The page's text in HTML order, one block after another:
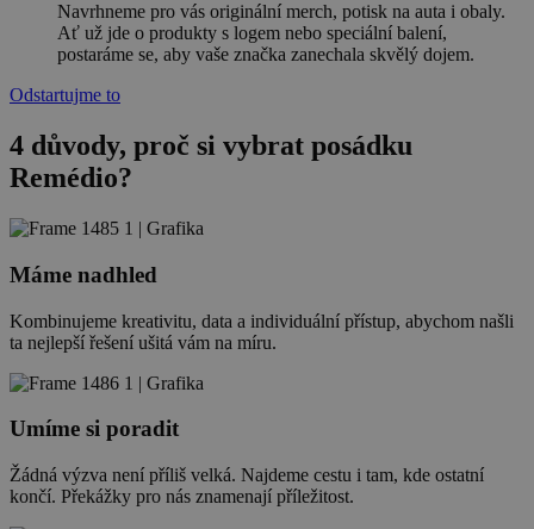
Navrhneme pro vás originální merch, potisk na auta i obaly.
Ať už jde o produkty s logem nebo speciální balení,
postaráme se, aby vaše značka zanechala skvělý dojem.
Odstartujme to
4 důvody, proč si vybrat posádku
Remédio?
Máme nadhled
Kombinujeme kreativitu, data a individuální přístup, abychom našli
ta nejlepší řešení ušitá vám na míru.
Umíme si poradit
Žádná výzva není příliš velká. Najdeme cestu i tam, kde ostatní
končí. Překážky pro nás znamenají příležitost.